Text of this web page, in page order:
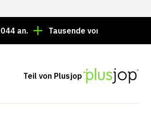
Tausende von Artikeln immer auf
Teil von Plusjop